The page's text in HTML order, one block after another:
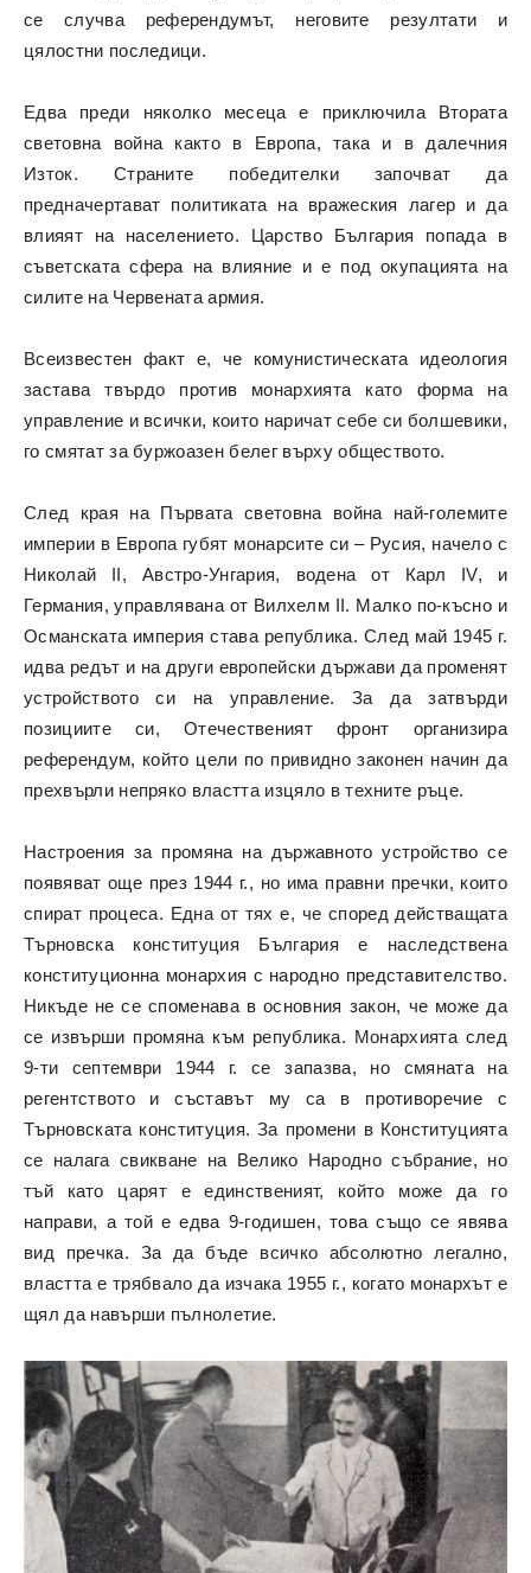
се случва референдумът, неговите резултати и
цялостни последици.
Едва преди няколко месеца е приключила Втората
световна война както в Европа, така и в далечния
Изток. Страните победителки започват да
предначертават политиката на вражеския лагер и да
влияят на населението. Царство България попада в
съветската сфера на влияние и е под окупацията на
силите на Червената армия.
Всеизвестен факт е, че комунистическата идеология
застава твърдо против монархията като форма на
управление и всички, които наричат себе си болшевики,
го смятат за буржоазен белег върху обществото.
След края на Първата световна война най-големите
империи в Европа губят монарсите си – Русия, начело с
Николай II, Австро-Унгария, водена от Карл IV, и
Германия, управлявана от Вилхелм II. Малко по-късно и
Османската империя става република. След май 1945 г.
идва редът и на други европейски държави да променят
устройството си на управление. За да затвърди
позициите си, Отечественият фронт организира
референдум, който цели по привидно законен начин да
прехвърли непряко властта изцяло в техните ръце.
Настроения за промяна на държавното устройство се
появяват още през 1944 г., но има правни пречки, които
спират процеса. Една от тях е, че според действащата
Търновска конституция България е наследствена
конституционна монархия с народно представителство.
Никъде не се споменава в основния закон, че може да
се извърши промяна към република. Монархията след
9-ти септември 1944 г. се запазва, но смяната на
регентството и съставът му са в противоречие с
Търновската конституция. За промени в Конституцията
се налага свикване на Велико Народно събрание, но
тъй като царят е единственият, който може да го
направи, а той е едва 9-годишен, това също се явява
вид пречка. За да бъде всичко абсолютно легално,
властта е трябвало да изчака 1955 г., когато монархът е
щял да навърши пълнолетие.